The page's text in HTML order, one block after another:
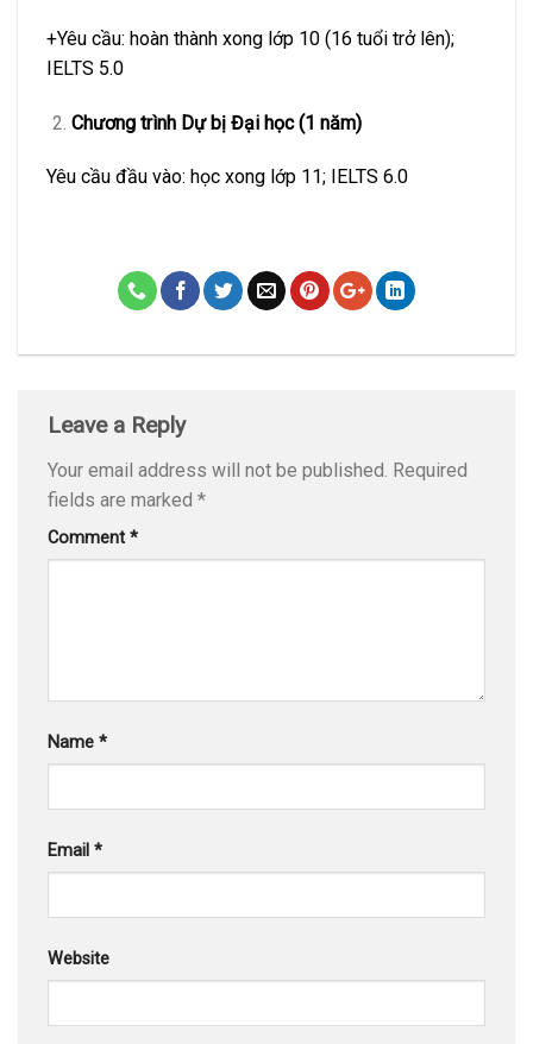
+Yêu cầu: hoàn thành xong lớp 10 (16 tuổi trở lên);
IELTS 5.0
Chương trình Dự bị Đại học (1 năm)
Yêu cầu đầu vào: học xong lớp 11; IELTS 6.0
Leave a Reply
Your email address will not be published. Required
fields are marked *
Comment *
Name *
Email *
Website